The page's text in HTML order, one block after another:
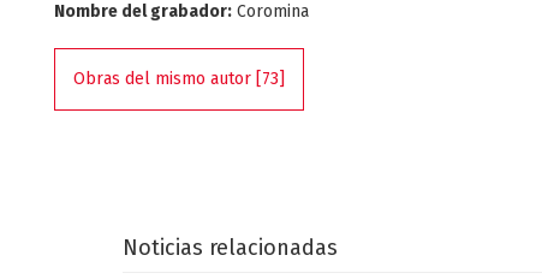
Nombre del grabador: Coromina
Obras del mismo autor [73]
Noticias relacionadas